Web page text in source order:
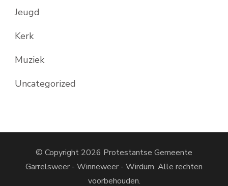
Jeugd
Kerk
Muziek
Uncategorized
© Copyright 2026 Protestantse Gemeente
Garrelsweer - Winneweer - Wirdum. Alle rechten
voorbehouden.